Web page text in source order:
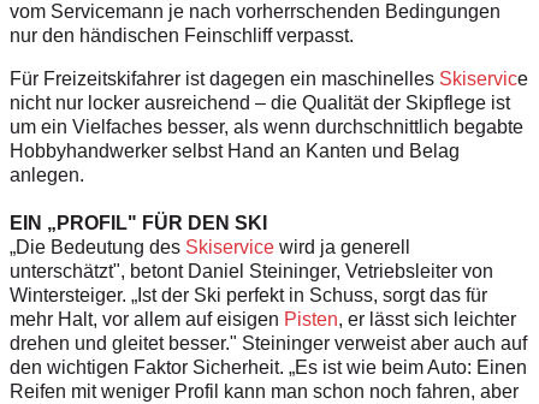
vom Servicemann je nach vorherrschenden Bedingungen
nur den händischen Feinschliff verpasst.
Für Freizeitskifahrer ist dagegen ein maschinelles Skiservice
nicht nur locker ausreichend – die Qualität der Skipflege ist
um ein Vielfaches besser, als wenn durchschnittlich begabte
Hobbyhandwerker selbst Hand an Kanten und Belag
anlegen.
EIN „PROFIL" FÜR DEN SKI
„Die Bedeutung des Skiservice wird ja generell
unterschätzt", betont Daniel Steininger, Vetriebsleiter von
Wintersteiger. „Ist der Ski perfekt in Schuss, sorgt das für
mehr Halt, vor allem auf eisigen Pisten, er lässt sich leichter
drehen und gleitet besser." Steininger verweist aber auch auf
den wichtigen Faktor Sicherheit. „Es ist wie beim Auto: Einen
Reifen mit weniger Profil kann man schon noch fahren, aber